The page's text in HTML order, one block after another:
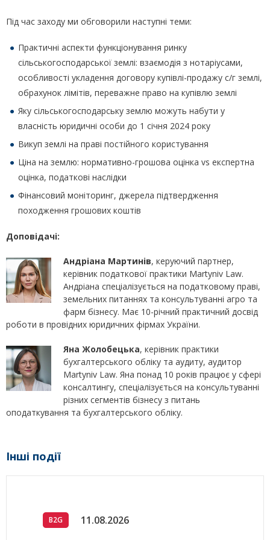
Під час заходу ми обговорили наступні теми:
Практичні аспекти функціонування ринку
сільськогосподарської землі: взаємодія з нотаріусами,
особливості укладення договору купівлі-продажу c/г землі,
обрахунок лімітів, переважне право на купівлю землі
Яку сільськогосподарську землю можуть набути у
власність юридичні особи до 1 січня 2024 року
Викуп землі на праві постійного користування
Ціна на землю: нормативно-грошова оцінка vs експертна
оцінка, податкові наслідки
Фінансовий моніторинг, джерела підтвердження
походження грошових коштів
Доповідачі:
Андріана Мартинів, керуючий партнер,
керівник податкової практики Martyniv Law.
Андріана спеціалізується на податковому праві,
земельних питаннях та консультуванні агро та
фарм бізнесу. Має 10-річний практичний досвід
роботи в провідних юридичних фірмах України.
Яна Жолобецька, керівник практики
бухгалтерського обліку та аудиту, аудитор
Martyniv Law. Яна понад 10 років працює у сфері
консалтингу, спеціалізується на консультуванні
різних сегментів бізнесу з питань
оподаткування та бухгалтерського обліку.
Інші події
B2G 11.08.2026